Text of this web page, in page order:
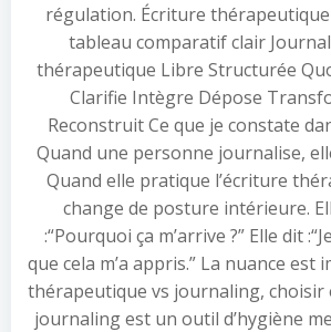
régulation. Écriture
tableau comparatif clair
thérapeutique Libre Structurée
Clarifie Intègre Dépose
Reconstruit Ce que je constate
Quand une personne journalise,
Quand elle pratique l’écriture
change de posture intérieure.
:“Pourquoi ça m’arrive ?” Elle dit
que cela m’a appris.” La nuance est
thérapeutique vs journaling, choisir
journaling est un outil d’hygiène